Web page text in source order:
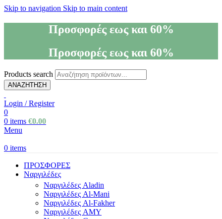
Skip to navigation Skip to main content
Προσφορές εως και 60%
Προσφορές εως και 60%
Products search
ΑΝΑΖΗΤΗΣΗ
Login / Register
0
0 items €0.00
Menu
0 items
ΠΡΟΣΦΟΡΕΣ
Ναργιλέδες
Ναργιλέδες Aladin
Ναργιλέδες Al-Mani
Ναργιλέδες Al-Fakher
Ναργιλέδες AΜΥ